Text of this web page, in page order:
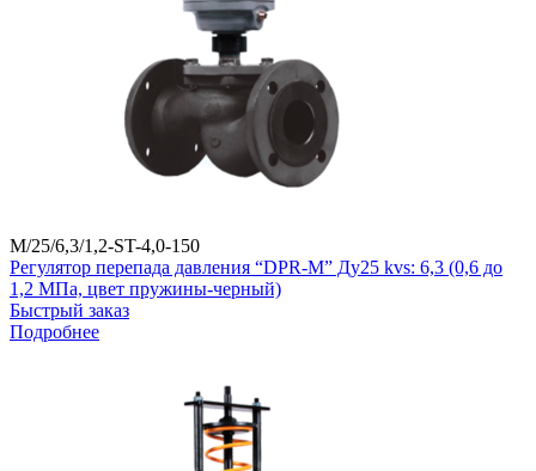
M/25/6,3/1,2-ST-4,0-150
Регулятор перепада давления “DPR-M” Ду25 kvs: 6,3 (0,6 до
1,2 МПа, цвет пружины-черный)
Быстрый заказ
Подробнее